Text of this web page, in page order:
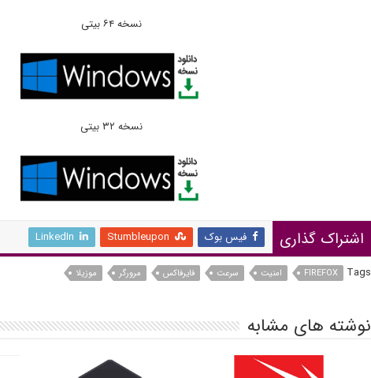
نسخه ۶۴ بیتی
نسخه ۳۲ بیتی
اشتراک گذاری فیس بوک Stumbleupon
LinkedIn
Tags
FIREFOX امنیت سرعت فایرفاکس مرورگر موزیلا
نوشته های مشابه